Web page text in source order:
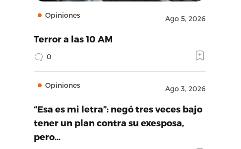
Opiniones Ago 5, 2026
Terror a las 10 AM
0
Opiniones Ago 3, 2026
“Esa es mi letra”: negó tres veces bajo
tener un plan contra su exesposa,
pero…